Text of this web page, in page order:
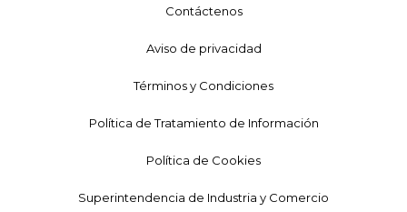
Contáctenos
Aviso de privacidad
Términos y Condiciones
Política de Tratamiento de Información
Política de Cookies
Superintendencia de Industria y Comercio